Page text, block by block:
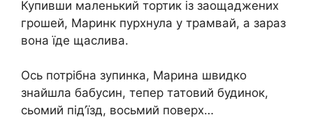
Купивши маленький тортик із заощаджених
грошей, Маринк пурхнула у трамвай, а зараз
вона їде щаслива.
Ось потрібна зупинка, Марина швидко
знайшла бабусин, тепер татовий будинок,
сьомий під’їзд, восьмий поверх…